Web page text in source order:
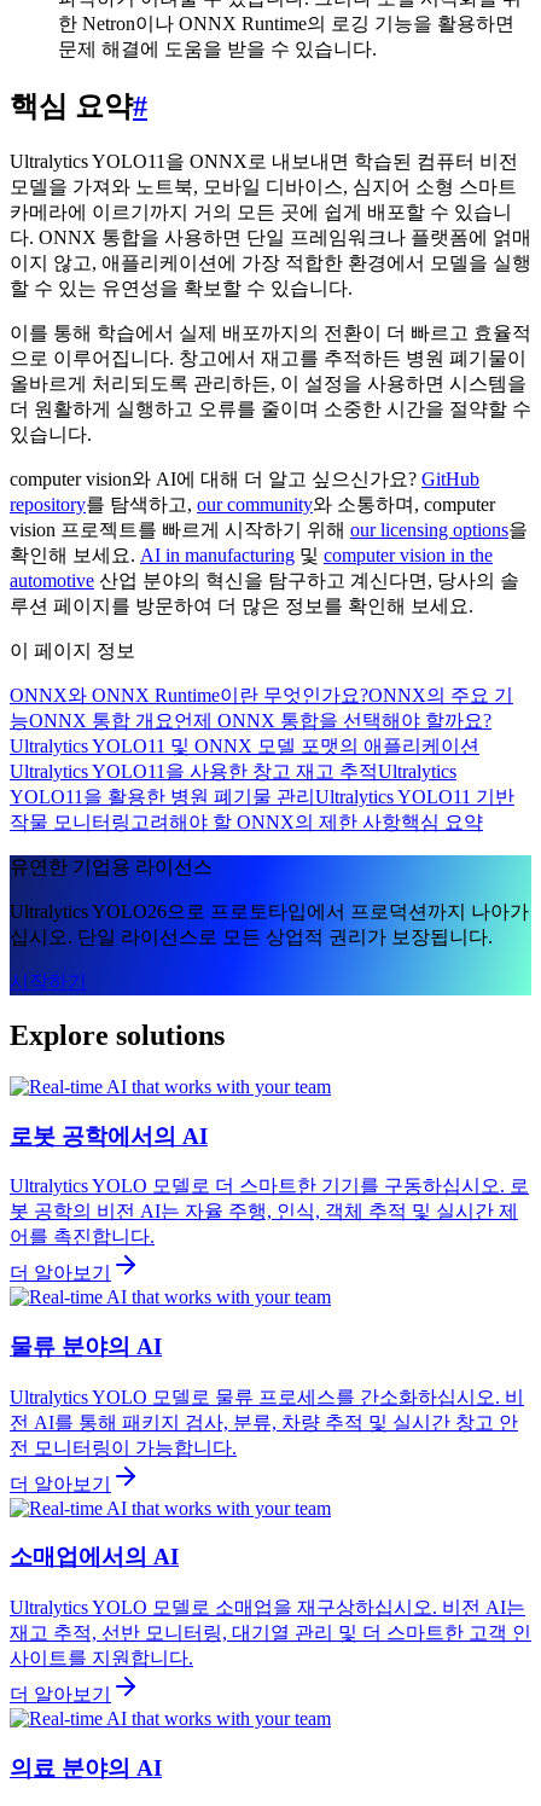
한 Netron이나 ONNX Runtime의 로깅 기능을 활용하면
문제 해결에 도움을 받을 수 있습니다.
핵심 요약#
Ultralytics YOLO11을 ONNX로 내보내면 학습된 컴퓨터 비전
모델을 가져와 노트북, 모바일 디바이스, 심지어 소형 스마트
카메라에 이르기까지 거의 모든 곳에 쉽게 배포할 수 있습니
다. ONNX 통합을 사용하면 단일 프레임워크나 플랫폼에 얽매
이지 않고, 애플리케이션에 가장 적합한 환경에서 모델을 실행
할 수 있는 유연성을 확보할 수 있습니다.
이를 통해 학습에서 실제 배포까지의 전환이 더 빠르고 효율적
으로 이루어집니다. 창고에서 재고를 추적하든 병원 폐기물이
올바르게 처리되도록 관리하든, 이 설정을 사용하면 시스템을
더 원활하게 실행하고 오류를 줄이며 소중한 시간을 절약할 수
있습니다.
computer vision와 AI에 대해 더 알고 싶으신가요? GitHub
repository를 탐색하고, our community와 소통하며, computer
vision 프로젝트를 빠르게 시작하기 위해 our licensing options을
확인해 보세요. AI in manufacturing 및 computer vision in the
automotive 산업 분야의 혁신을 탐구하고 계신다면, 당사의 솔
루션 페이지를 방문하여 더 많은 정보를 확인해 보세요.
이 페이지 정보
ONNX와 ONNX Runtime이란 무엇인가요?ONNX의 주요 기
능ONNX 통합 개요언제 ONNX 통합을 선택해야 할까요?
Ultralytics YOLO11 및 ONNX 모델 포맷의 애플리케이션
Ultralytics YOLO11을 사용한 창고 재고 추적Ultralytics
YOLO11을 활용한 병원 폐기물 관리 Ultralytics YOLO11 기반
작물 모니터링 고려해야 할 ONNX의 제한 사항핵심 요약
유연한 기업용 라이선스
Ultralytics YOLO26으로 프로토타입에서 프로덕션까지 나아가
십시오. 단일 라이선스로 모든 상업적 권리가 보장됩니다.
시작하기
Explore solutions
로봇 공학에서의 AI
Ultralytics YOLO 모델로 더 스마트한 기기를 구동하십시오. 로
봇 공학의 비전 AI는 자율 주행, 인식, 객체 추적 및 실시간 제
어를 촉진합니다.
더 알아보기
물류 분야의 AI
Ultralytics YOLO 모델로 물류 프로세스를 간소화하십시오. 비
전 AI를 통해 패키지 검사, 분류, 차량 추적 및 실시간 창고 안
전 모니터링이 가능합니다.
더 알아보기
소매업에서의 AI
Ultralytics YOLO 모델로 소매업을 재구상하십시오. 비전 AI는
재고 추적, 선반 모니터링, 대기열 관리 및 더 스마트한 고객 인
사이트를 지원합니다.
더 알아보기
의료 분야의 AI